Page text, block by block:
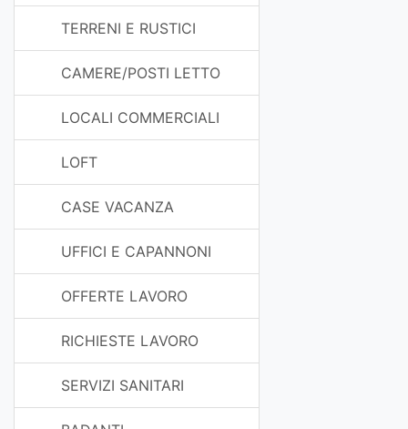
TERRENI E RUSTICI
CAMERE/POSTI LETTO
LOCALI COMMERCIALI
LOFT
CASE VACANZA
UFFICI E CAPANNONI
OFFERTE LAVORO
RICHIESTE LAVORO
SERVIZI SANITARI